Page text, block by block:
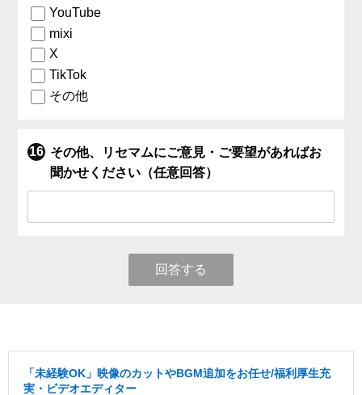
YouTube
mixi
X
TikTok
その他
その他、リセマムにご意見・ご要望があればお
聞かせください（任意回答）
回答する
「未経験OK」映像のカットやBGM追加をお任せ/福利厚生充
実・ビデオエディター